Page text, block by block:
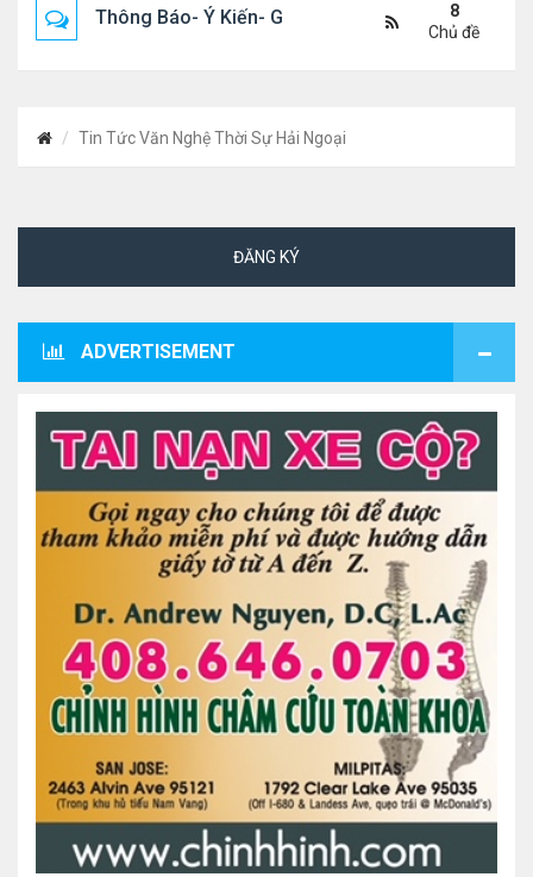
Thông Báo- Ý Kiến- Góp Ý- Liên Lạc
8
Chủ đề
Tin Tức Văn Nghệ Thời Sự Hải Ngoại
ĐĂNG KÝ
ADVERTISEMENT